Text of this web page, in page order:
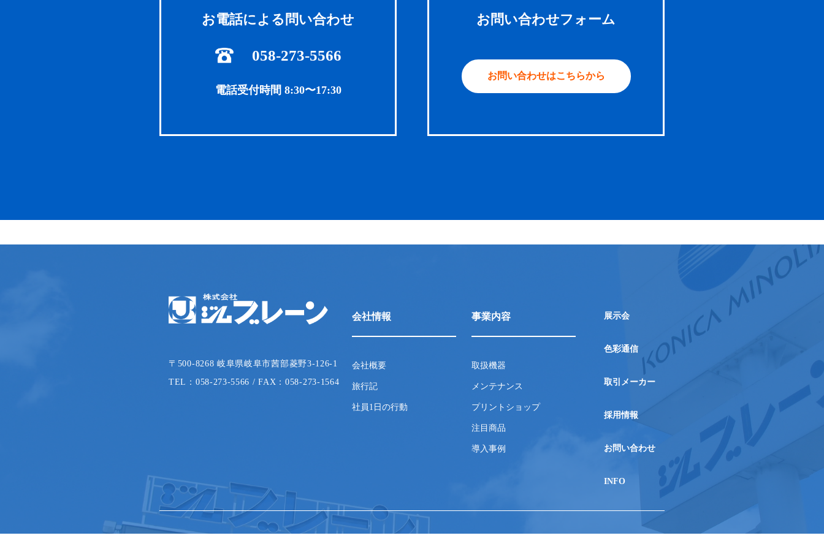
お電話による問い合わせ
058-273-5566
電話受付時間 8:30〜17:30
お問い合わせフォーム
お問い合わせはこちらから
〒500-8268 岐阜県岐阜市茜部菱野3-126-1
TEL：058-273-5566 / FAX：058-273-1564
会社情報
会社概要
旅行記
社員1日の行動
事業内容
取扱機器
メンテナンス
プリントショップ
注目商品
導入事例
展示会
色彩通信
取引メーカー
採用情報
お問い合わせ
INFO